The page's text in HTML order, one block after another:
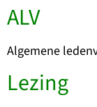
ALV
Algemene
Lezing